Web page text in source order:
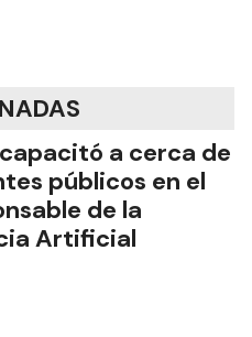
a cerca de
públicos en el
de la
Artificial